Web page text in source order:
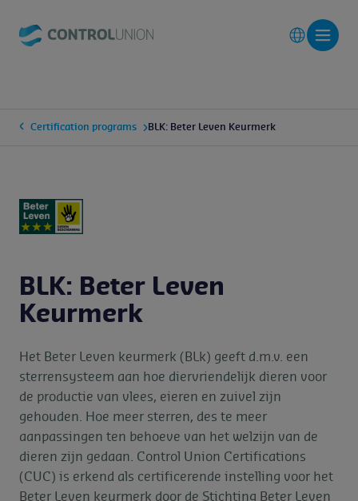
Certification programs BLK: Beter Leven Keurmerk
BLK: Beter Leven
Keurmerk
Het Beter Leven keurmerk (BLk) geeft d.m.v. een
sterrensysteem aan hoe diervriendelijk dieren voor
de productie van vlees, eieren en zuivel zijn
gehouden. Hoe meer sterren, des te meer
aanpassingen ten behoeve van het welzijn van de
dieren zijn gedaan. Control Union Certifications
(CUC) is erkend als certificerende instelling voor het
Beter Leven keurmerk door de Stichting Beter Leven